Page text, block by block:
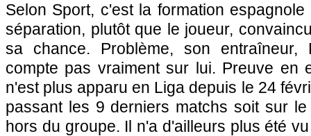
Selon Sport, c'est la formation
séparation, plutôt que le joueur,
sa chance. Problème, son entraîneur,
compte pas vraiment sur lui. Preuve en
n'est plus apparu en Liga depuis le 24
passant les 9 derniers matchs soit sur
hors du groupe. Il n'a d'ailleurs plus été